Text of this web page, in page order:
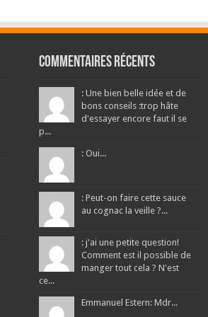
Commentaires récents
: Une bien belle idée et de
bons conseils :trop hâte
d'essayer encore faut il se
p...
: Oui...
: Peut-on faire cette sauce
au cognac la veille ?...
: j'ai une petite question!
Comment est il possible de
manger tout cela ? N'est
ce...
Emmanuel Estern: Mdr...